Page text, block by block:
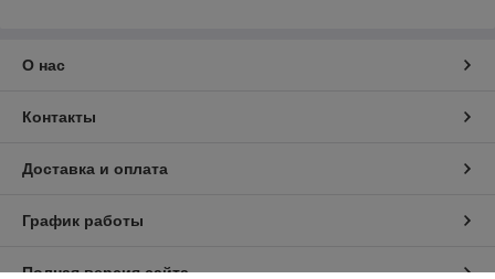
О нас
Контакты
Доставка и оплата
График работы
Полная версия сайта